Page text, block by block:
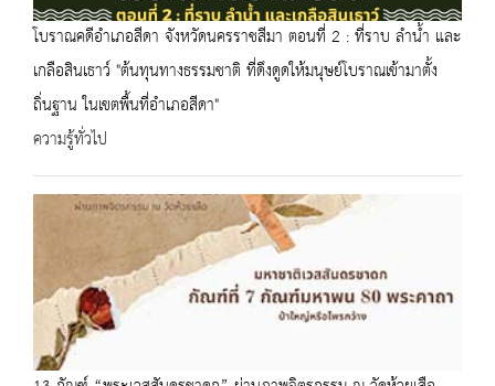
โบราณคดีอำเภอสีดา จังหวัดนครราชสีมา ตอนที่ 2 : ที่ราบ ลำน้ำ และ
เกลือสินเธาว์ "ต้นทุนทางธรรมชาติ ที่ดึงดูดให้มนุษย์โบราณเข้ามาตั้ง
ถิ่นฐาน ในเขตพื้นที่อำเภอสีดา"
ความรู้ทั่วไป